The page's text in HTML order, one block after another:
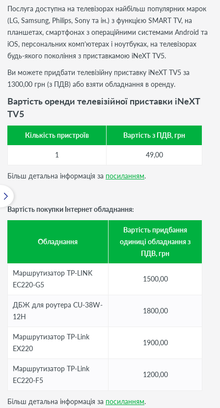
Послуга доступна на телевізорах найбільш популярних марок
(LG, Samsung, Philips, Sony та ін.) з функцією SMART TV, на
планшетах, смартфонах з операційними системами Android та
iOS, персональних комп’ютерах і ноутбуках, на телевізорах
будь-якого покоління з приставкамою iNeXT TV5.
Ви можете придбати телевізійну приставку iNeXT TV5 за
1300,00 грн (з ПДВ) або взяти обладнання в оренду.
Вартість оренди телевізійної приставки iNeXT
TV5
Кількість пристроїв Вартість з ПДВ, грн
1 49,00
Більш детальна інформація за посиланням.
Вартість покупки Інтернет обладнання:
Обладнання
Вартість придбання
одиниці обладнання з
ПДВ, грн
Маршрутизатор TP-LINK
EC220-G5
1500,00
ДБЖ для роутера CU-38W-
12H
1800,00
Маршрутизатор TP-Link
EX220
1900,00
Маршрутизатор TP-Link
EC220-F5
1200,00
Більш детальна інформація за посиланням.